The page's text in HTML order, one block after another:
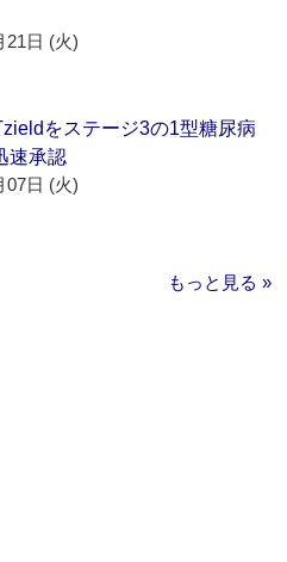
21日 (火)
をステージ3の1型糖尿病
速承認
07日 (火)
もっと見る »